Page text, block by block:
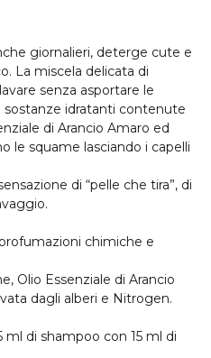
giornalieri, deterge cute e
La miscela delicata di
senza asportare le
sostanze idratanti contenute
di Arancio Amaro ed
le squame lasciando i capelli
di “pelle che tira”, di
chimiche e
Olio Essenziale di Arancio
dagli alberi e Nitrogen.
ml di shampoo con 15 ml di